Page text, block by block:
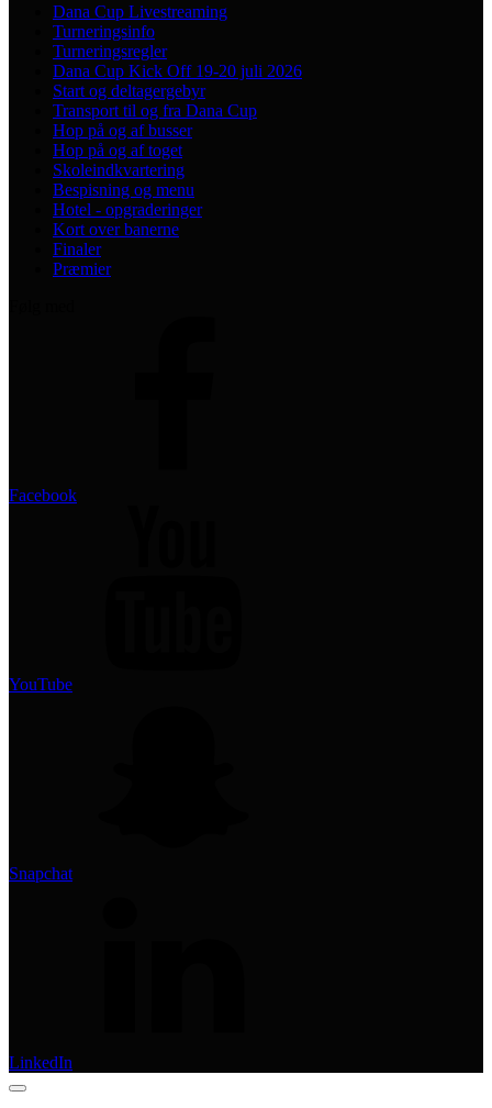
Dana Cup Livestreaming
Turneringsinfo
Turneringsregler
Dana Cup Kick Off 19-20 juli 2026
Start og deltagergebyr
Transport til og fra Dana Cup
Hop på og af busser
Hop på og af toget
Skoleindkvartering
Bespisning og menu
Hotel - opgraderinger
Kort over banerne
Finaler
Præmier
Facebook
YouTube
Snapchat
LinkedIn